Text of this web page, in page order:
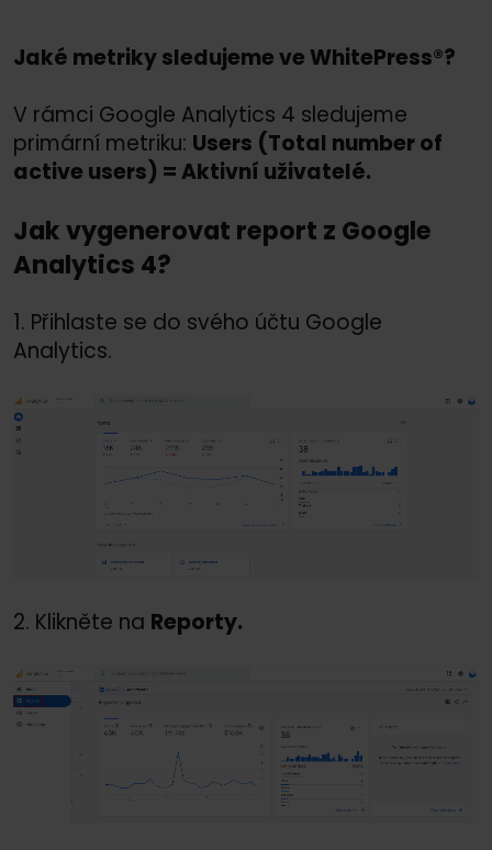
Jaké metriky sledujeme ve WhitePress®?
V rámci Google Analytics 4 sledujeme
primární metriku: Users (Total number of
active users) = Aktivní uživatelé.
Jak vygenerovat report z Google
Analytics 4?
1. Přihlaste se do svého účtu Google
Analytics.
2. Klikněte na Reporty.